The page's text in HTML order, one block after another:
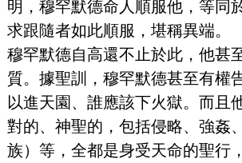
明，穆罕默德命人順服他，等同
求跟隨者如此順服，堪稱異端。
穆罕默德自高還不止於此，他甚
質。據聖訓，穆罕默德甚至有權
以進天園、誰應該下火獄。而且
對的、神聖的，包括侵略、強姦
族）等，全都是身受天命的聖行